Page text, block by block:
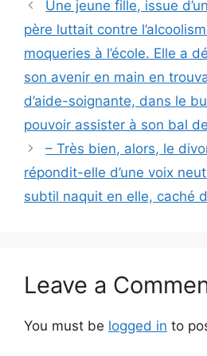
Une jeune fille, issue
père luttait contre
moqueries à l’école. Elle a
son avenir en main en
d’aide-soignante, dans le
pouvoir assister à son bal
– Très bien, alors, le
répondit-elle d’une voix
subtil naquit en elle, caché
Leave a
You must be logged in to